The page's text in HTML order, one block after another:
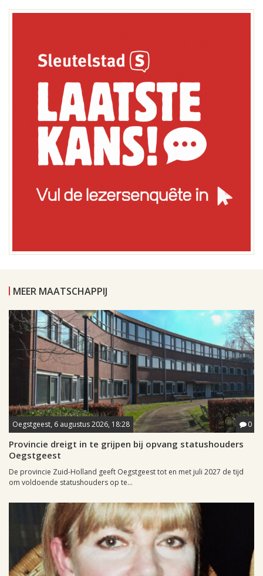
MEER MAATSCHAPPIJ
Oegstgeest, 6 augustus 2026, 18:28 0
Provincie dreigt in te grijpen bij opvang statushouders
Oegstgeest
De provincie Zuid-Holland geeft Oegstgeest tot en met juli 2027 de tijd
om voldoende statushouders op te...